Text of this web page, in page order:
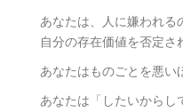
あなたは、人に嫌われる
自分の存在価値を否定さ
あなたはものごとを悪い
あなたは「したいからし